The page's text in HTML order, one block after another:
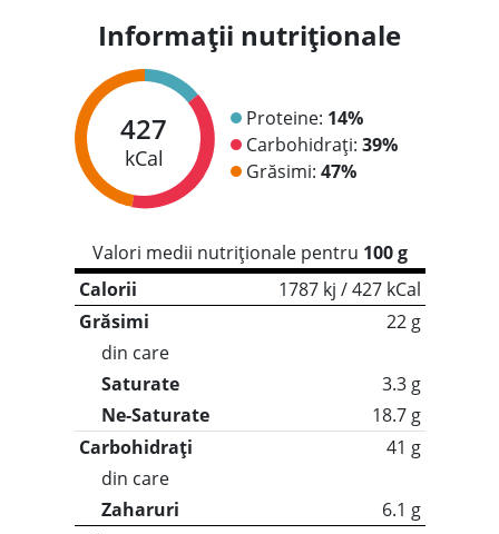
Informații nutriționale
427
kCal
Proteine: 14%
Carbohidrați: 39%
Grăsimi: 47%
Valori medii nutriționale pentru 100 g
Calorii
1787 kj / 427 kCal
Grăsimi
22 g
din care
Saturate
3.3 g
Ne-Saturate
18.7 g
Carbohidrați
41 g
din care
Zaharuri
6.1 g